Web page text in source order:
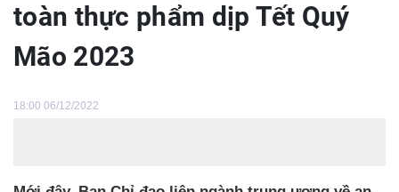
toàn thực phẩm dịp Tết Quý
Mão 2023
18:00 06/12/2022